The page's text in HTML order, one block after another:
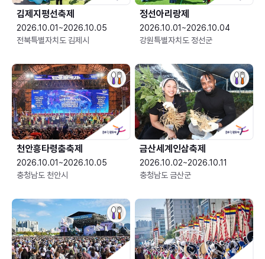
김제지평선축제
2026.10.01~2026.10.05
전북특별자치도 김제시
정선아리랑제
2026.10.01~2026.10.04
강원특별자치도 정선군
천안흥타령춤축제
2026.10.01~2026.10.05
충청남도 천안시
금산세계인삼축제
2026.10.02~2026.10.11
충청남도 금산군